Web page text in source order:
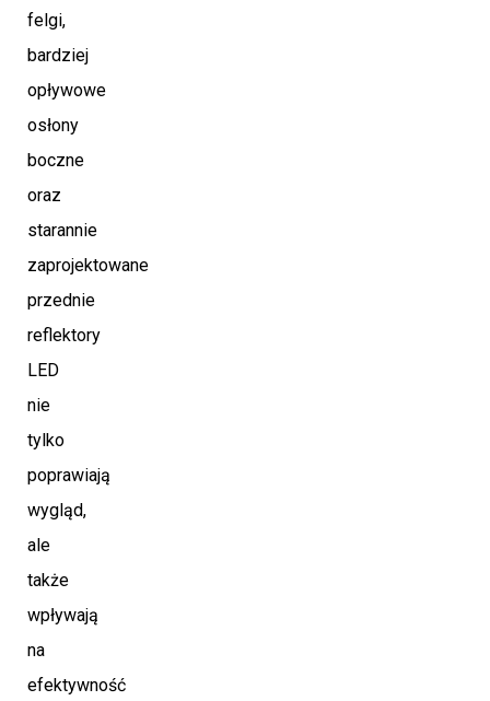
felgi,
bardziej
opływowe
osłony
boczne
oraz
starannie
zaprojektowane
przednie
reflektory
LED
nie
tylko
poprawiają
wygląd,
ale
także
wpływają
na
efektywność